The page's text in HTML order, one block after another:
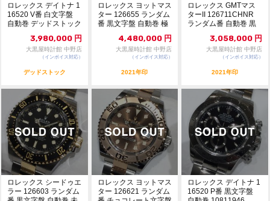
ロレックス デイトナ 1
16520 V番 白文字盤
自動巻 デッドストック
3,980,000 円
大黒屋時計館 中野店
（インボイス対応）
デッドストック
ロレックス ヨットマス
ター 126655 ランダム
番 黒文字盤 自動巻 極
4,480,000 円
大黒屋時計館 中野店
（インボイス対応）
2021年印
ロレックス GMTマス
ターII 126711CHNR
ランダム番 自動巻 黒
3,058,000 円
大黒屋時計館 中野店
（インボイス対応）
2021年印
ロレックス シードゥエ
ラー 126603 ランダム
ロレックス ヨットマス
ター 126621 ランダム
ロレックス デイトナ 1
16520 P番 黒文字盤